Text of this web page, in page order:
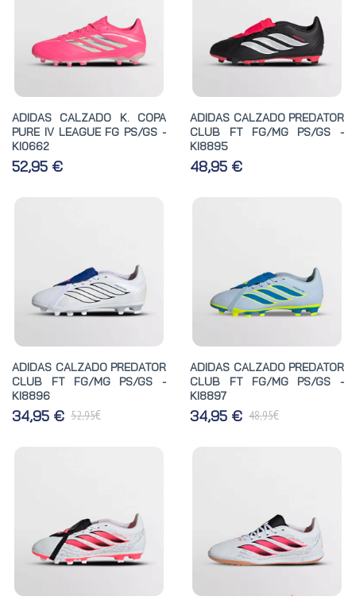
ADIDAS CALZADO K. COPA
PURE IV LEAGUE FG PS/GS -
KI0662
52,95 €
ADIDAS CALZADO PREDATOR
CLUB FT FG/MG PS/GS -
KI8895
48,95 €
ADIDAS CALZADO PREDATOR
CLUB FT FG/MG PS/GS -
KI8896
34,95 € 52,95€
ADIDAS CALZADO PREDATOR
CLUB FT FG/MG PS/GS -
KI8897
34,95 € 48,95€